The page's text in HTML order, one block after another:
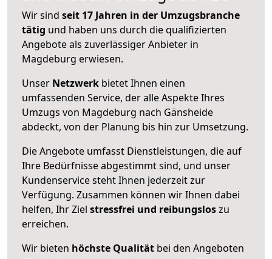
Wir sind seit 17 Jahren in der Umzugsbranche
tätig und haben uns durch die qualifizierten
Angebote als zuverlässiger Anbieter in
Magdeburg erwiesen.
Unser Netzwerk bietet Ihnen einen
umfassenden Service, der alle Aspekte Ihres
Umzugs von Magdeburg nach Gänsheide
abdeckt, von der Planung bis hin zur Umsetzung.
Die Angebote umfasst Dienstleistungen, die auf
Ihre Bedürfnisse abgestimmt sind, und unser
Kundenservice steht Ihnen jederzeit zur
Verfügung. Zusammen können wir Ihnen dabei
helfen, Ihr Ziel stressfrei und reibungsloszu
erreichen.
Wir bieten höchste Qualität bei den Angeboten